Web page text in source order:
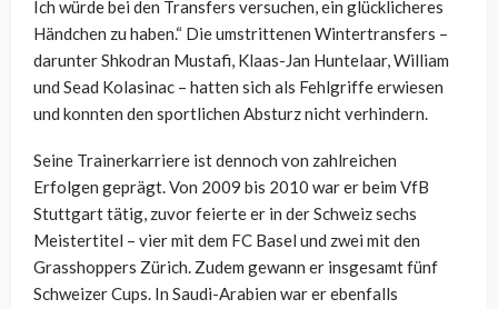
Ich würde bei den Transfers versuchen, ein glücklicheres
Händchen zu haben.“ Die umstrittenen Wintertransfers –
darunter Shkodran Mustafi, Klaas-Jan Huntelaar, William
und Sead Kolasinac – hatten sich als Fehlgriffe erwiesen
und konnten den sportlichen Absturz nicht verhindern.
Seine Trainerkarriere ist dennoch von zahlreichen
Erfolgen geprägt. Von 2009 bis 2010 war er beim VfB
Stuttgart tätig, zuvor feierte er in der Schweiz sechs
Meistertitel – vier mit dem FC Basel und zwei mit den
Grasshoppers Zürich. Zudem gewann er insgesamt fünf
Schweizer Cups. In Saudi-Arabien war er ebenfalls